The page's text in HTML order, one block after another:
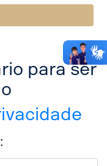
para ser